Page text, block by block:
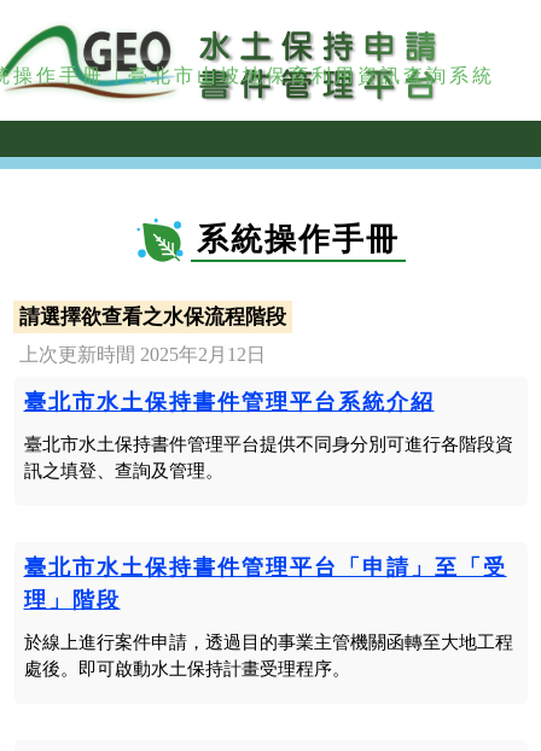
操作手冊 | 臺北市山坡地保育利用資訊查詢系統
系統操作手冊
請選擇欲查看之水保流程階段
上次更新時間 2025年2月12日
臺北市水土保持書件管理平台系統介紹
臺北市水土保持書件管理平台提供不同身分別可進行各階段資
訊之填登、查詢及管理。
臺北市水土保持書件管理平台「申請」至「受
理」階段
於線上進行案件申請，透過目的事業主管機關函轉至大地工程
處後。即可啟動水土保持計畫受理程序。